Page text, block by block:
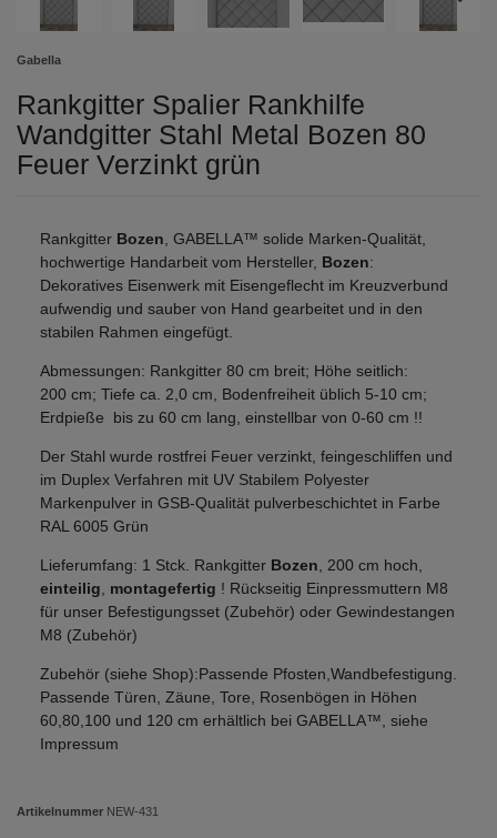
Gabella
Rankgitter Spalier Rankhilfe
Wandgitter Stahl Metal Bozen 80
Feuer Verzinkt grün
Rankgitter Bozen , GABELLA™ solide Marken-Qualität,
hochwertige Handarbeit vom Hersteller, Bozen:
Dekoratives Eisenwerk mit Eisengeflecht im Kreuzverbund
aufwendig und sauber von Hand gearbeitet und in den
stabilen Rahmen eingefügt.
Abmessungen: Rankgitter 80 cm breit; Höhe seitlich:
200 cm; Tiefe ca. 2,0 cm, Bodenfreiheit üblich 5-10 cm;
Erdpieße bis zu 60 cm lang, einstellbar von 0-60 cm !!
Der Stahl wurde rostfrei Feuer verzinkt, feingeschliffen und
im Duplex Verfahren mit UV Stabilem Polyester
Markenpulver in GSB-Qualität pulverbeschichtet in Farbe
RAL 6005 Grün
Lieferumfang: 1 Stck. Rankgitter Bozen , 200 cm hoch,
einteilig
montagefertig ! Rückseitig Einpressmuttern M8
für unser Befestigungsset (Zubehör) oder Gewindestangen
M8 (Zubehör)
Zubehör (siehe Shop):Passende Pfosten,Wandbefestigung.
Passende Türen, Zäune, Tore, Rosenbögen in Höhen
60,80,100 und 120 cm erhältlich bei GABELLA™, siehe
Impressum
Artikelnummer NEW-431